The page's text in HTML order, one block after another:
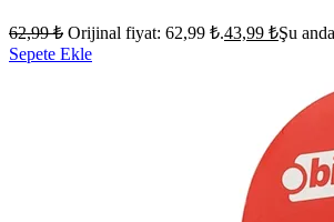
62,99₺ Orijinal fiyat: 62,99 ₺.43,99 ₺Şu
Sepete Ekle